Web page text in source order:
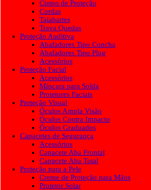
Cintos de Proteção
Cordas
Talabartes
Trava Quedas
Proteção Auditiva
Abafadores Tipo Concha
Abafadores Tipo Plug
Acessórios
Proteção Facial
Acessórios
Máscara para Solda
Protetores Faciais
Proteção Visual
Óculos Ampla Visão
Óculos Contra Impacto
Óculos Graduados
Capacetes de Segurança
Acessórios
Capacete Aba Frontal
Capacete Aba Total
Proteção para a Pele
Creme de Proteção para Mãos
Protetor Solar